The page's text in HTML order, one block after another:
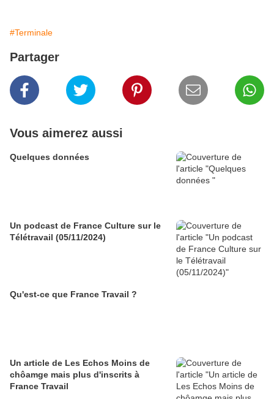
#Terminale
Partager
Vous aimerez aussi
Quelques données
Un podcast de France Culture sur le
Télétravail (05/11/2024)
Qu'est-ce que France Travail ?
Un article de Les Echos Moins de
chôamge mais plus d'inscrits à
France Travail